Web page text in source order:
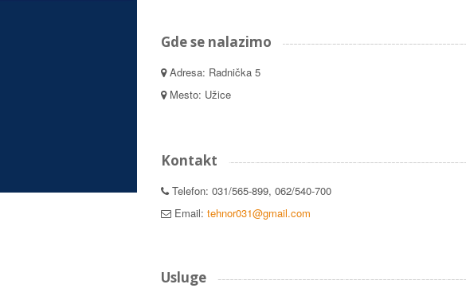
Gde se nalazimo
Adresa: Radnička 5
Mesto: Užice
Kontakt
Telefon: 031/565-899, 062/540-700
Email: tehnor031@gmail.com
Usluge